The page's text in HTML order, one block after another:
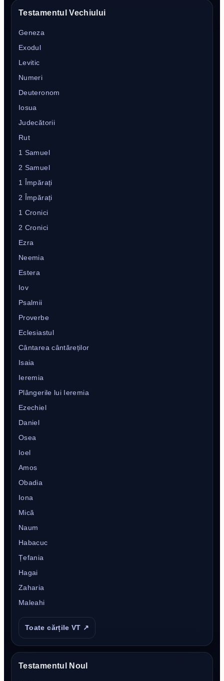
Testamentul Vechiului
Geneza
Exodul
Levitic
Numeri
Deuteronom
Iosua
Judecătorii
Rut
1 Samuel
2 Samuel
1 Împărați
2 Împărați
1 Cronici
2 Cronici
Ezra
Neemia
Estera
Iov
Psalmii
Proverbe
Eclesiastul
Cântarea cântăreților
Isaia
Ieremia
Plângerile lui Ieremia
Ezechiel
Daniel
Osea
Ioel
Amos
Obadia
Iona
Mică
Naum
Habacuc
Țefania
Hagai
Zaharia
Maleahi
Toate cărțile VT ↗
Testamentul Noul